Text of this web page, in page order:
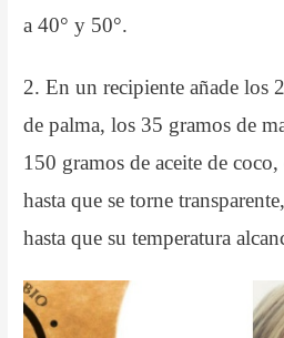
a 40° y 50°.
2. En un recipiente añade los
de palma, los 35 gramos de
150 gramos de aceite de
hasta que se torne
hasta que su temperatura